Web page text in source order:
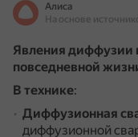
Алиса
Явления диффузии
повседневной
В технике:
Диффузионная
диффузионной